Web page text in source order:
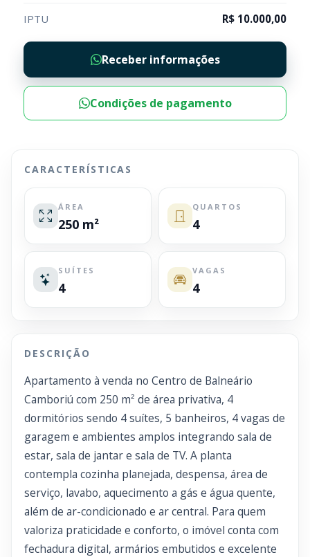
IPTU R$ 10.000,00
Receber informações
Condições de pagamento
CARACTERÍSTICAS
ÁREA
250 m²
QUARTOS
4
SUÍTES
4
VAGAS
4
DESCRIÇÃO
Apartamento à venda no Centro de Balneário
Camboriú com 250 m² de área privativa, 4
dormitórios sendo 4 suítes, 5 banheiros, 4 vagas de
garagem e ambientes amplos integrando sala de
estar, sala de jantar e sala de TV. A planta
contempla cozinha planejada, despensa, área de
serviço, lavabo, aquecimento a gás e água quente,
além de ar-condicionado e ar central. Para quem
valoriza praticidade e conforto, o imóvel conta com
fechadura digital, armários embutidos e excelente